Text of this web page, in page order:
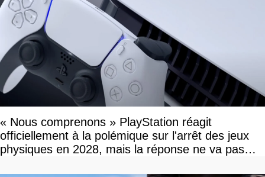
« Nous comprenons » PlayStation réagit
officiellement à la polémique sur l'arrêt des jeux
physiques en 2028, mais la réponse ne va pas